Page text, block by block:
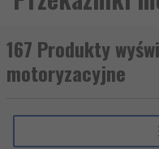
167 Produkty
motoryzacyjne